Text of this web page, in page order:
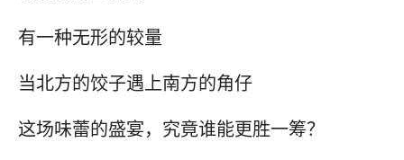
有一种无形的较量
当北方的饺子遇上南方的角仔
这场味蕾的盛宴，究竟谁能更胜一筹？